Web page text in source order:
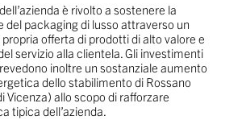
è rivolto a sostenere la
del packaging di lusso attraverso un
offerta di prodotti di alto valore e
servizio alla clientela. Gli investimenti
inoltre un sostanziale aumento
dello stabilimento di Rossano
Vicenza) allo scopo di rafforzare
tipica dell’azienda.